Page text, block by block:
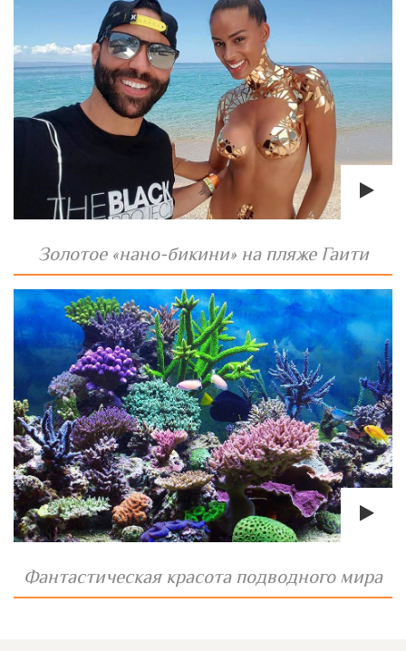
Золотое «нано-бикини» на пляже Гаити
Фантастическая красота подводного мира